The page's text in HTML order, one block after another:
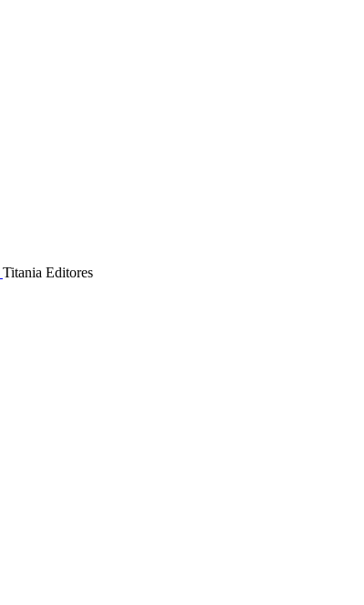
Titania Editores